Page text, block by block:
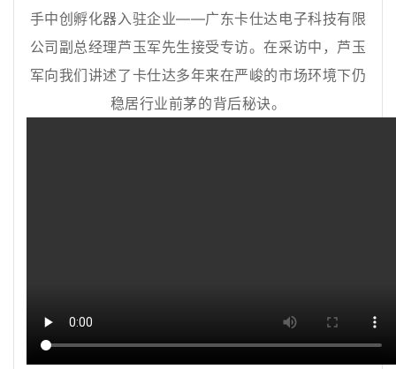
手中创孵化器入驻企业——广东卡仕达电子科技有限
公司副总经理芦玉军先生接受专访。在采访中，芦玉
军向我们讲述了卡仕达多年来在严峻的市场环境下仍
稳居行业前茅的背后秘诀。